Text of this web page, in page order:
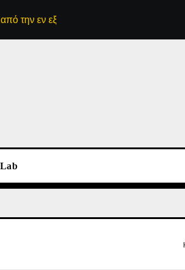
εν εξελίξει μάχη ενάντια στην